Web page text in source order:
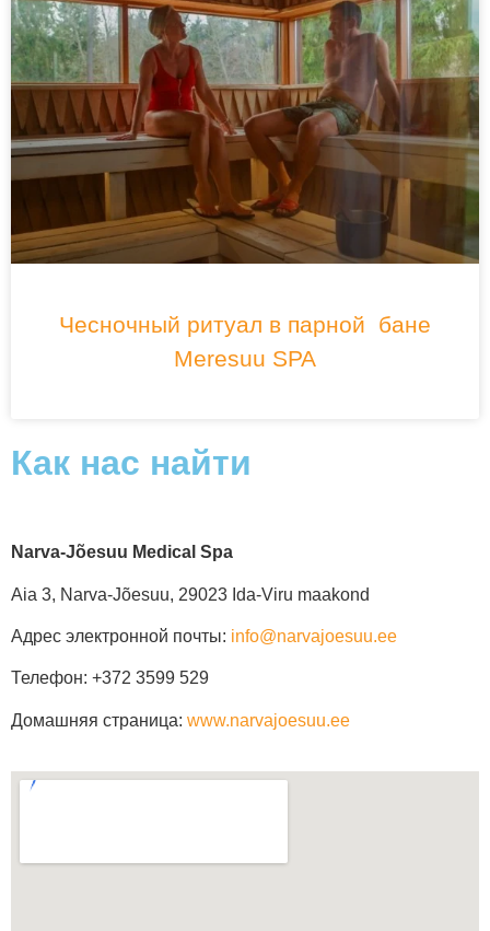
Чесночный ритуал в парной бане
Meresuu SPA
Как нас найти
Narva-Jõesuu Medical Spa
Aia 3, Narva-Jõesuu, 29023 Ida-Viru maakond
Адрес электронной почты: info@narvajoesuu.ee
Телефон: +372 3599 529
Домашняя страница: www.narvajoesuu.ee